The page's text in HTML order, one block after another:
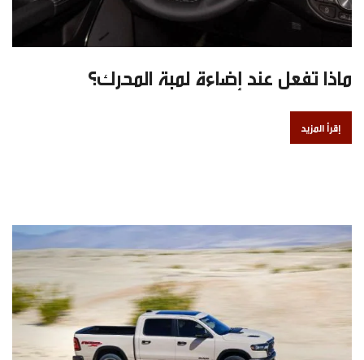
ماذا تفعل عند إضاءة لمبة المحرك؟
إقرأ المزيد